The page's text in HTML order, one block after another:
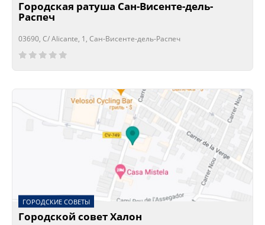
Городская ратуша Сан-Висенте-дель-
Распеч
03690, C/ Alicante, 1, Сан-Висенте-дель-Распеч
Сейчас открыто!
Сейчас закрыто!
ГОРОДСКИЕ СОВЕТЫ
Городской совет Халон